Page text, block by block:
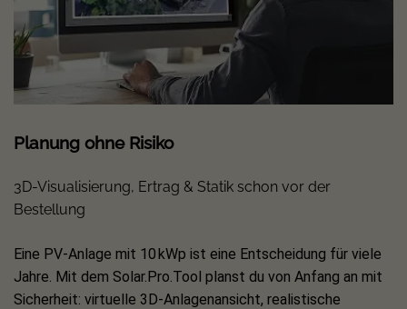
bei der Erweiterung des Solarzauns bleiben alle
Komponenten jederzeit optimal aufeinander abgestimmt.
Einfache Montage:Die Zaunfelder überzeugen mit einer
einfachen Montage, sodass Sie zeitnah von Ihrer eigenen
Energiequelle profitieren. Unser Kundenservice steht Ihnen
für Ihre individuelle Planung jederzeit beratend zur
Verfügung.
Details PowerPVence Zaunfeld mit PV Modul:
Maße Zaunfeld inkl. PV Modul: 1,85 x 1,21 m´
Blickdichter Sichtschutz
Planung ohne Risiko
3D-Visualisierung, Ertrag & Statik schon vor der
Bestellung
Eine PV-Anlage mit 10 kWp ist eine Entscheidung für viele
Jahre. Mit dem Solar.Pro.Tool planst du von Anfang an mit
Sicherheit: virtuelle 3D-Anlagenansicht, realistische